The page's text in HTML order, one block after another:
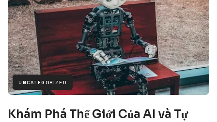
UNCATEGORIZED
Khám Phá Thế Giới Của AI và Tự